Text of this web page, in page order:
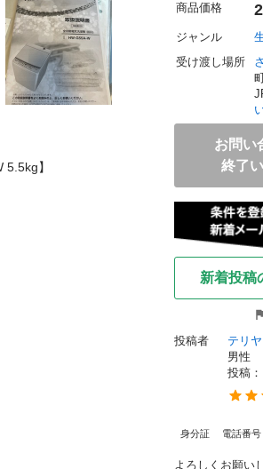
】
商品価格
ジャンル
受け渡し場所
お問い
終了
新着投稿
投稿者
テリ
男性
投稿：
身分証 電話番号
よろしくお願い